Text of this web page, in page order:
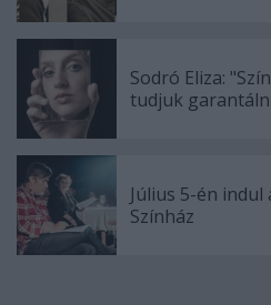
Sodró Eliza:
tudjuk
Július 5-én
Színház